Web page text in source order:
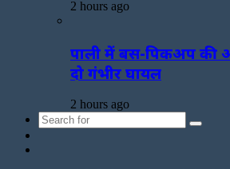
2 hours ago
पाली में बस-पिकअप की
दो गंभीर घायल
2 hours ago
Search